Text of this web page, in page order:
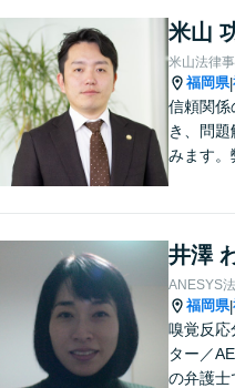
米山
米山法律
福岡県|
信頼関係
き、問
みます。
井澤
ANESYS
福岡県|
嗅覚反応
ター／
の弁護士です。